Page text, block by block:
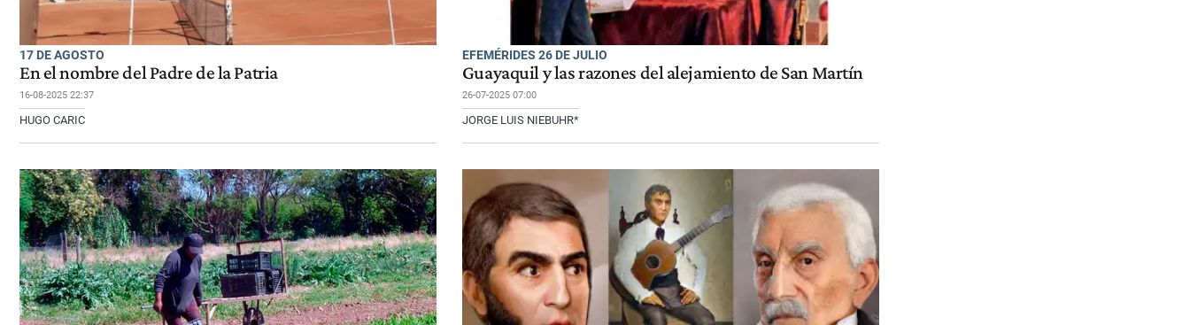
17 DE AGOSTO
En el nombre del Padre de la Patria
16-08-2025 22:37
HUGO CARIC
EFEMÉRIDES 26 DE JULIO
Guayaquil y las razones del alejamiento de San Martín
26-07-2025 07:00
JORGE LUIS NIEBUHR*